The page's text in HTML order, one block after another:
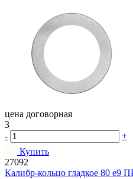
цена договорная
3
-
+
Купить
27092
Калибр-кольцо гладкое 80 e9